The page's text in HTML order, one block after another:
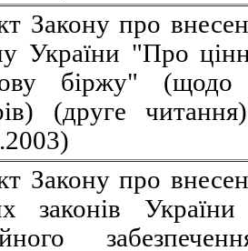
Закону про
України "Про
біржу" (щодо
(друге
Закону про
законів